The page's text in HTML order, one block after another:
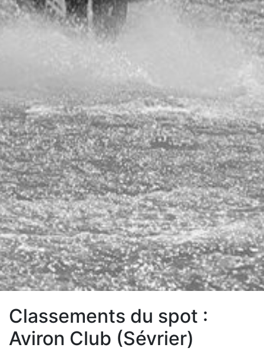
Classements du spot :
Aviron Club (Sévrier)